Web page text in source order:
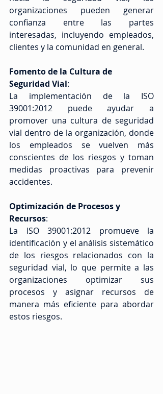
organizaciones pueden generar
confianza entre las partes
interesadas, incluyendo empleados,
clientes y la comunidad en general.
Fomento de la Cultura de
Seguridad Vial:
La implementación de la ISO
39001:2012 puede ayudar a
promover una cultura de seguridad
vial dentro de la organización, donde
los empleados se vuelven más
conscientes de los riesgos y toman
medidas proactivas para prevenir
accidentes.
Optimización de Procesos y
Recursos:
La ISO 39001:2012 promueve la
identificación y el análisis sistemático
de los riesgos relacionados con la
seguridad vial, lo que permite a las
organizaciones optimizar sus
procesos y asignar recursos de
manera más eficiente para abordar
estos riesgos.